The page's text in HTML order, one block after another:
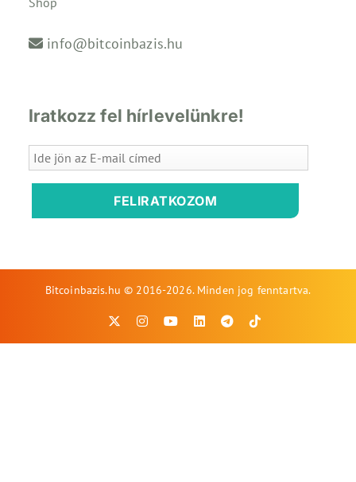
info@bitcoinbazis.hu
Iratkozz fel hírlevelünkre!
FELIRATKOZOM
Bitcoinbazis.hu © 2016-2026. Minden jog fenntartva.